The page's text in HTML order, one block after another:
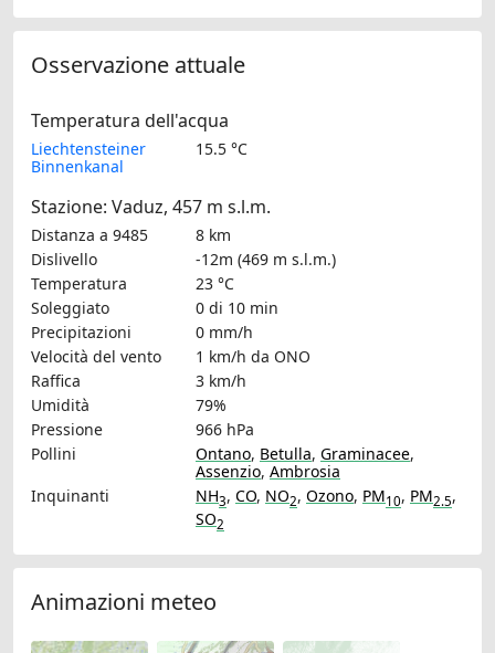
Osservazione attuale
Temperatura dell'acqua
Liechtensteiner
Binnenkanal
15.5 °C
Stazione: Vaduz, 457 m s.l.m.
Distanza a 9485
8 km
Dislivello
-12m (469 m s.l.m.)
Temperatura
23 °C
Soleggiato
0 di 10 min
Precipitazioni
0 mm/h
Velocità del vento
1 km/h da ONO
Raffica
3 km/h
Umidità
79%
Pressione
966 hPa
Pollini
Ontano, Betulla, Graminacee,
Assenzio, Ambrosia
Inquinanti
NH3, CO, NO2, Ozono, PM10, PM2.5,
SO2
Animazioni meteo